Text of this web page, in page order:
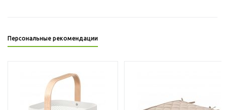
Персональные рекомендации